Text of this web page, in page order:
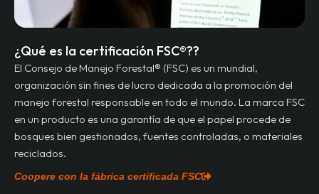
¿Qué es la certificación FSC®??
El Consejo de Manejo Forestal® (FSC) es un mundial,
organización sin fines de lucro dedicada a la promoción del
manejo forestal responsable en todo el mundo. La marca FSC
en un producto es una garantía de que el papel procede de
bosques bien gestionados, fuentes controladas, o materiales
reciclados.
Coopere con la fábrica certificada FSC